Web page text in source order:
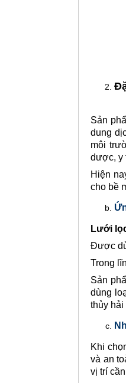
Sản
dung
môi
dược, y
Hiện
cho bề
Lưới
Được
Trong
Sản
dùng
thủy hải
Khi
và an
vị trí